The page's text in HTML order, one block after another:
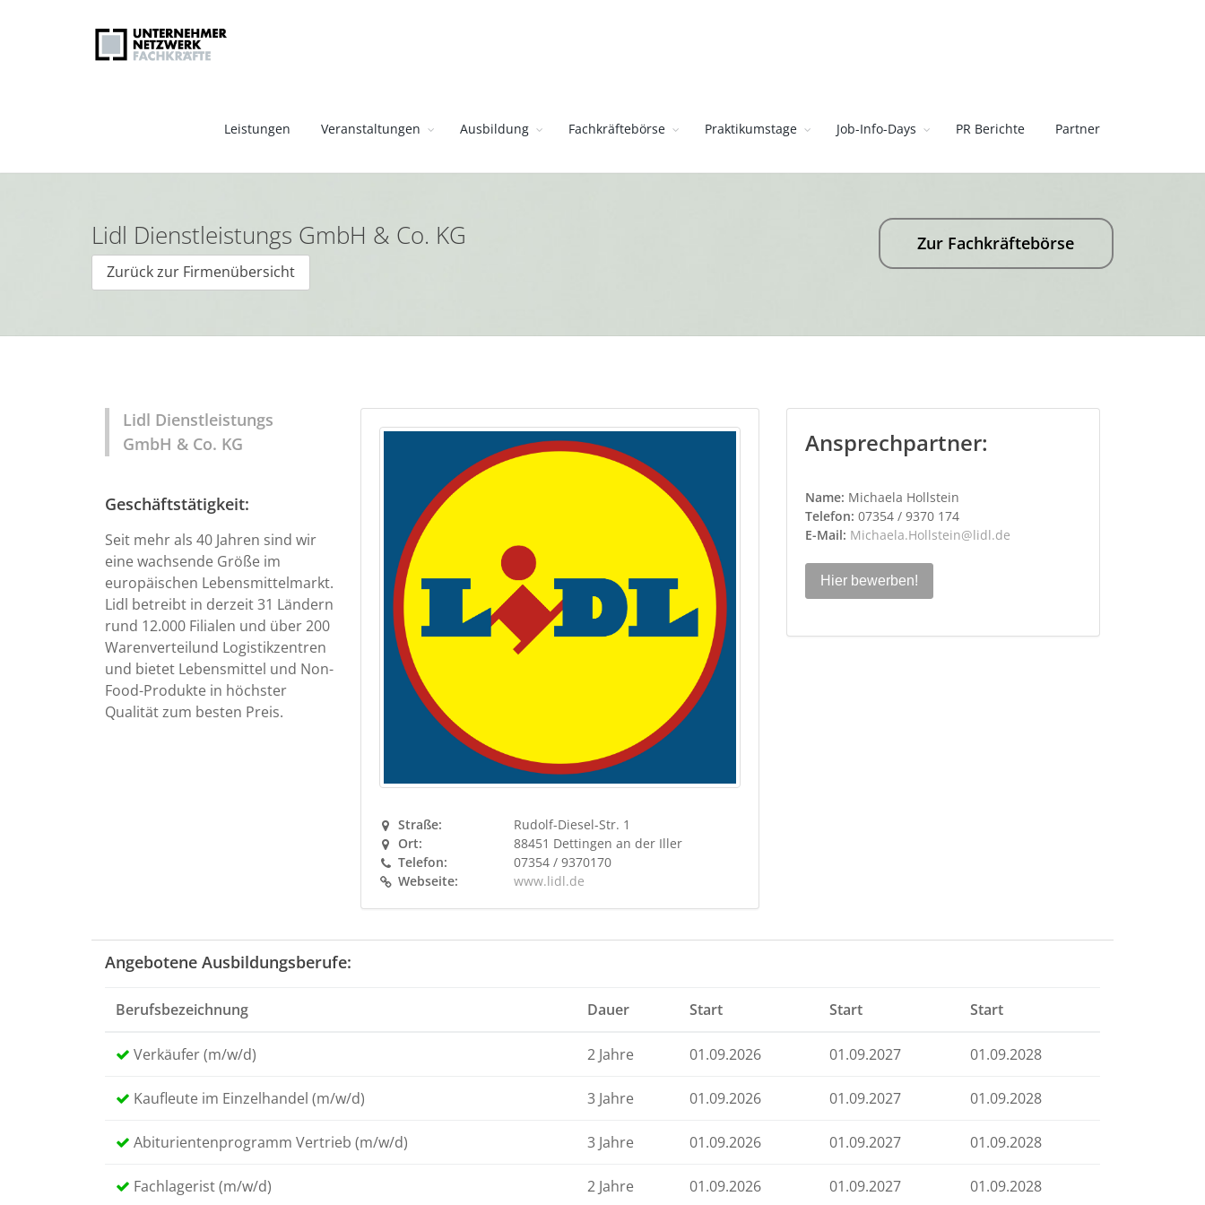
Leistungen Veranstaltungen Ausbildung Fachkräftebörse Praktikumstage Job-Info-Days PR Berichte Partner
Lidl Dienstleistungs GmbH & Co. KG
Zurück zur Firmenübersicht
Zur Fachkräftebörse
Lidl Dienstleistungs
GmbH & Co. KG
Geschäftstätigkeit:
Seit mehr als 40 Jahren sind wir
eine wachsende Größe im
europäischen Lebensmittelmarkt.
Lidl betreibt in derzeit 31 Ländern
rund 12.000 Filialen und über 200
Warenverteilund Logistikzentren
und bietet Lebensmittel und Non-
Food-Produkte in höchster
Qualität zum besten Preis.
Straße:
Rudolf-Diesel-Str. 1
Ort:
88451 Dettingen an der Iller
Telefon:
07354 / 9370170
Webseite:
www.lidl.de
Ansprechpartner:
Name: Michaela Hollstein
Telefon: 07354 / 9370 174
E-Mail: Michaela.Hollstein@lidl.de
Hier bewerben!
Angebotene Ausbildungsberufe:
Berufsbezeichnung Dauer Start Start Start
Verkäufer (m/w/d) 2 Jahre 01.09.2026 01.09.2027 01.09.2028
Kaufleute im Einzelhandel (m/w/d) 3 Jahre 01.09.2026 01.09.2027 01.09.2028
Abiturientenprogramm Vertrieb (m/w/d) 3 Jahre 01.09.2026 01.09.2027 01.09.2028
Fachlagerist (m/w/d) 2 Jahre 01.09.2026 01.09.2027 01.09.2028